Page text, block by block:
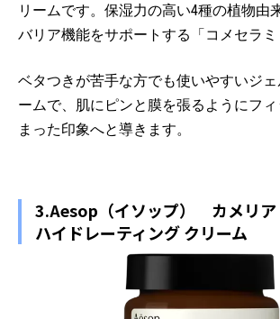
リームです。保湿力の高い4種の植物由
バリア機能をサポートする「コメセラミ
ベタつきが苦手な方でも使いやすいジェ
ームで、肌にピンと膜を張るようにフ
まった印象へと導きます。
3.Aesop（イソップ） カメリア
ハイドレーティング クリーム